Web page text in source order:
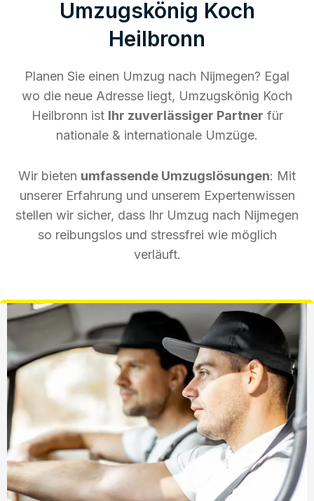
Umzugskönig Koch
Heilbronn
Planen Sie einen Umzug nach Nijmegen? Egal
wo die neue Adresse liegt, Umzugskönig Koch
Heilbronn ist Ihr zuverlässiger Partner für
nationale & internationale Umzüge.
Wir bieten umfassende Umzugslösungen: Mit
unserer Erfahrung und unserem Expertenwissen
stellen wir sicher, dass Ihr Umzug nach Nijmegen
so reibungslos und stressfrei wie möglich
verläuft.